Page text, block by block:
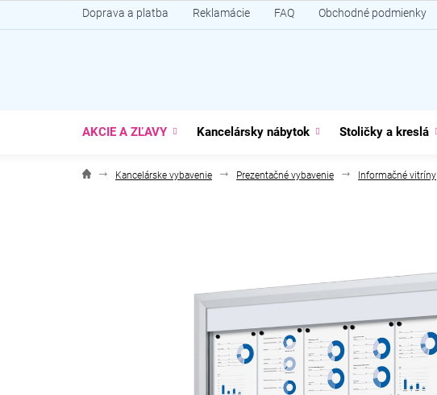
na
Doprava a platba Reklamácie FAQ Obchodné podmienky
AKCIE A ZĽAVY Kancelársky nábytok Stoličky a kreslá
Kancelárske vybavenie Prezentačné vybavenie Informačné vitríny